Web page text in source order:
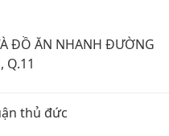
ĐỒ ĂN NHANH ĐƯỜNG
Q.11
thủ đức